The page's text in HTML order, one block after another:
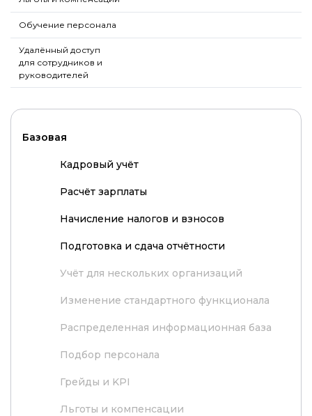
Обучение персонала
Удалённый доступ
для сотрудников и
руководителей
Базовая
Кадровый учёт
Расчёт зарплаты
Начисление налогов и взносов
Подготовка и сдача отчётности
Учёт для нескольких организаций
Изменение стандартного функционала
Распределенная информационная база
Подбор персонала
Грейды и KPI
Льготы и компенсации